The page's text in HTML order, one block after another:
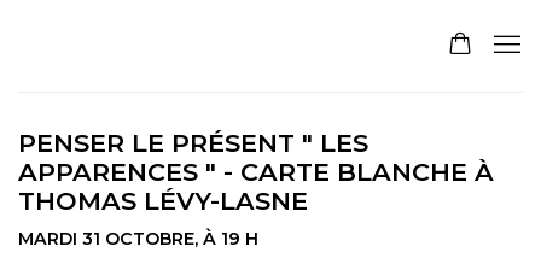
PENSER LE PRÉSENT " LES
APPARENCES " - CARTE BLANCHE À
THOMAS LÉVY-LASNE
MARDI 31 OCTOBRE, À 19 H